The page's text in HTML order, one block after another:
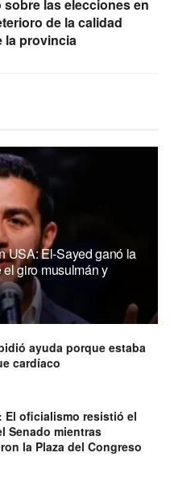
las elecciones en
de la calidad
la provincia
USA: El-Sayed ganó la
giro musulmán y
ayuda porque estaba
cardíaco
El oficialismo resistió el
Senado mientras
la Plaza del Congreso